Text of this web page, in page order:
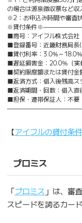
の場合は源泉徴収票など収
※2：お申込み時間や審査
※貸付条件
■商号：アイフル株式会社
■登録番号：近畿財務局
■貸付利率：3.0％～18.0％
■遅延損害金：20.0％（実
■契約限度額または貸付金
■返済方式：借入後残高ス
■返済期間・回数：借入直
■担保・連帯保証人：不要
【アイフルの貸付条
プロミス
「プロミス 」は、審
スピードを誇るカー